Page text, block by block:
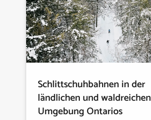
Schlittschuhbahnen in der
ländlichen und waldreichen
Umgebung Ontarios